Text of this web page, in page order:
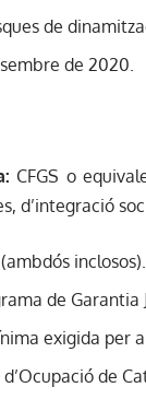
de
de 2020.
CFGS o
d’integració
inclosos).
de Garantia
exigida per a
de